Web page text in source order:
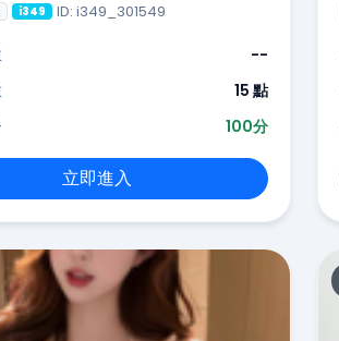
i349 ID: i349_301549
--
15 點
100分
立即進入